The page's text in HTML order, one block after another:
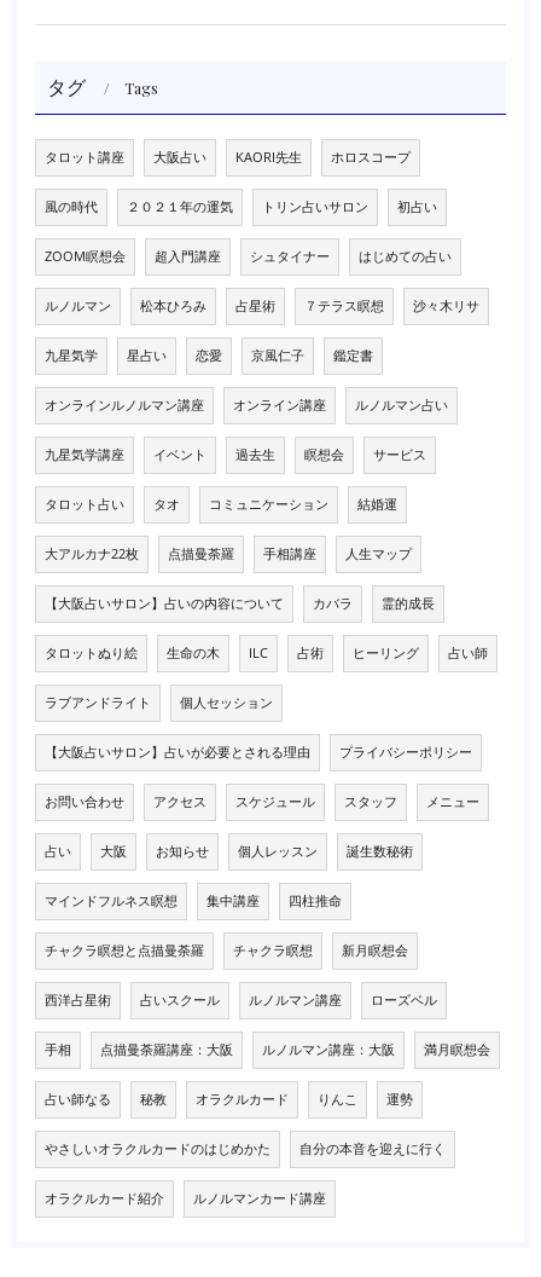
タグ Tags
タロット講座 大阪占い KAORI先生 ホロスコープ
風の時代 ２０２１年の運気 トリン占いサロン 初占い
ZOOM瞑想会 超入門講座 シュタイナー はじめての占い
ルノルマン 松本ひろみ 占星術 ７テラス瞑想 沙々木リサ
九星気学 星占い 恋愛 京風仁子 鑑定書
オンラインルノルマン講座 オンライン講座 ルノルマン占い
九星気学講座 イベント 過去生 瞑想会 サービス
タロット占い タオ コミュニケーション 結婚運
大アルカナ22枚 点描曼荼羅 手相講座 人生マップ
【大阪占いサロン】占いの内容について カバラ 霊的成長
タロットぬり絵 生命の木 ILC 占術 ヒーリング 占い師
ラブアンドライト 個人セッション
【大阪占いサロン】占いが必要とされる理由 プライバシーポリシー
お問い合わせ アクセス スケジュール スタッフ メニュー
占い 大阪 お知らせ 個人レッスン 誕生数秘術
マインドフルネス瞑想 集中講座 四柱推命
チャクラ瞑想と点描曼荼羅 チャクラ瞑想 新月瞑想会
西洋占星術 占いスクール ルノルマン講座 ローズベル
手相 点描曼荼羅講座：大阪 ルノルマン講座：大阪 満月瞑想会
占い師なる 秘教 オラクルカード りんこ 運勢
やさしいオラクルカードのはじめかた 自分の本音を迎えに行く
オラクルカード紹介 ルノルマンカード講座